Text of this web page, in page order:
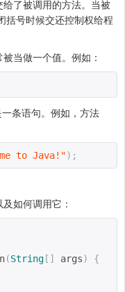
了被调用的方法。当被
括号时候交还控制权给程
当做一个值。例如：
条语句。例如，方法
to Java!");
如何调用它：
(String [] args)
{